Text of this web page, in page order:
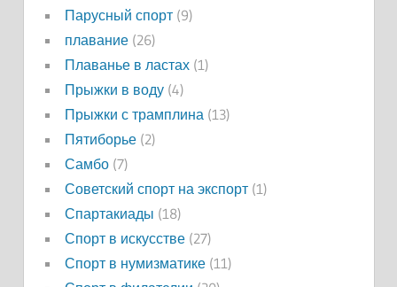
Парусный спорт(9)
плавание(26)
Плаванье в ластах(1)
Прыжки в воду(4)
Прыжки с трамплина (13)
Пятиборье(2)
Самбо(7)
Советский спорт на экспорт(1)
Спартакиады (18)
Спорт в искусстве(27)
Спорт в нумизматике(11)